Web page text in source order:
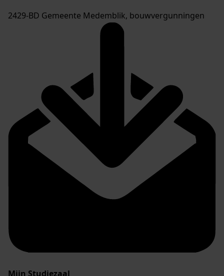
2429-BD Gemeente Medemblik, bouwvergunningen
Mijn Studiezaal